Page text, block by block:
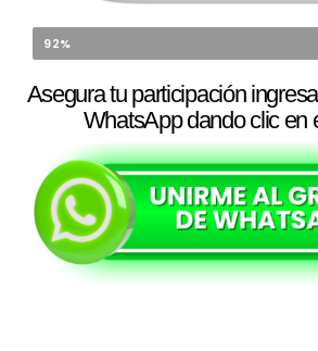
¡Últimos cupos disponibles!
92%
Asegura tu participación
WhatsAppdando clic en